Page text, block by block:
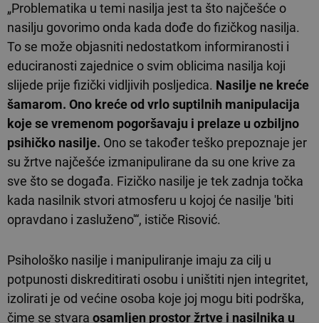
„Problematika u temi nasilja jest ta što najčešće o
nasilju govorimo onda kada dođe do fizičkog nasilja.
To se može objasniti nedostatkom informiranosti i
educiranosti zajednice o svim oblicima nasilja koji
slijede prije fizički vidljivih posljedica. Nasilje ne kreće
šamarom. Ono kreće od vrlo suptilnih manipulacija
koje se vremenom pogoršavaju i prelaze u ozbiljno
psihičko nasilje. Ono se također teško prepoznaje jer
su žrtve najčešće izmanipulirane da su one krive za
sve što se događa. Fizičko nasilje je tek zadnja točka
kada nasilnik stvori atmosferu u kojoj će nasilje 'biti
opravdano i zasluženo'“, ističe Risović.
Psihološko nasilje i manipuliranje imaju za cilj u
potpunosti diskreditirati osobu i uništiti njen integritet,
izolirati je od većine osoba koje joj mogu biti podrška,
čime se stvara osamljen prostor žrtve i nasilnika u